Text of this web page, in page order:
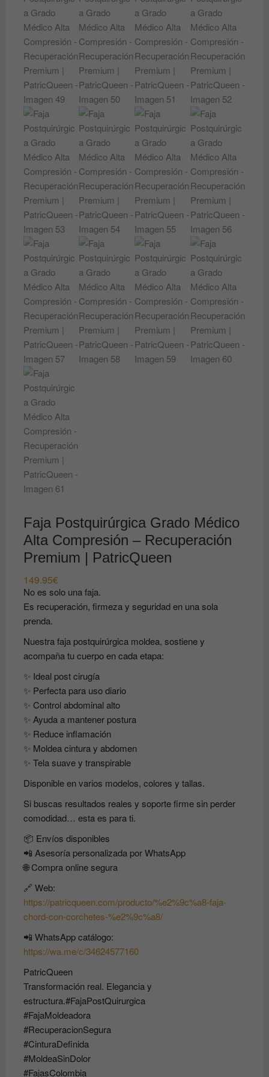
Faja Postquirúrgica Grado Médico
Alta Compresión – Recuperación
Premium | PatricQueen
149.95€
No es solo una faja.
Es recuperación, firmeza y seguridad en una sola
prenda.
Nuestra faja postquirúrgica moldea, sostiene y
acompaña tu cuerpo en cada etapa:
✨ Ideal post cirugía
✨ Perfecta para uso diario
✨ Control abdominal alto
✨ Ayuda a mantener postura
✨ Reduce inflamación
✨ Moldea cintura y abdomen
✨ Tela suave y transpirable
Disponible en varios modelos, colores y tallas.
Si buscas resultados reales y soporte firme sin perder
comodidad… esta es para ti.
📦 Envíos disponibles
📲 Asesoría personalizada por WhatsApp
🌐 Compra online segura
🔗 Web:
https://patricqueen.com/producto/%e2%9c%a8-faja-
chord-con-corchetes-%e2%9c%a8/
📲 WhatsApp catálogo:
https://wa.me/c/34624577160
PatricQueen
Transformación real. Elegancia y
estructura.#FajaPostQuirurgica
#FajaMoldeadora
#RecuperacionSegura
#CinturaDefinida
#MoldeaSinDolor
#FajasColombia